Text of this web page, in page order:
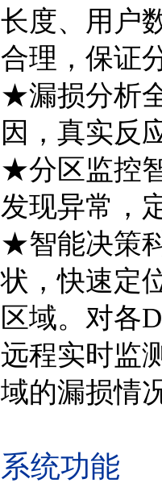
长度、用户
合理，保证
★漏损分析
因，真实反
★分区监控
发现异常，
★智能决策
状，快速定
区域。对各
远程实时监
域的漏损情
系统功能